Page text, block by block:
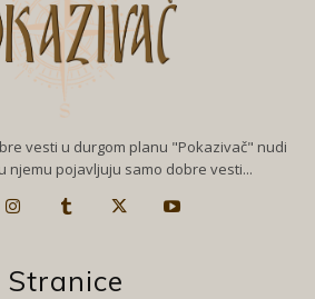
vesti u durgom planu "Pokazivač" nudi
njemu pojavljuju samo dobre vesti...
Stranice